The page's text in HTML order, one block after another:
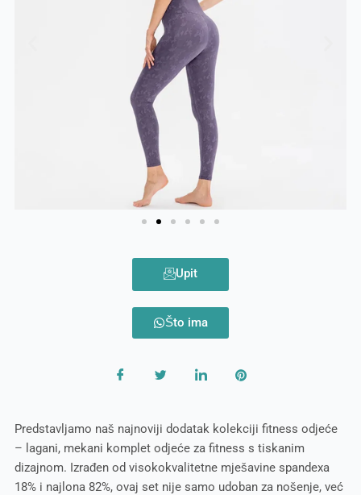
Upit
Što ima
Predstavljamo naš najnoviji dodatak kolekciji fitness odjeće
– lagani, mekani komplet odjeće za fitness s tiskanim
dizajnom. Izrađen od visokokvalitetne mješavine spandexa
18% i najlona 82%, ovaj set nije samo udoban za nošenje, već